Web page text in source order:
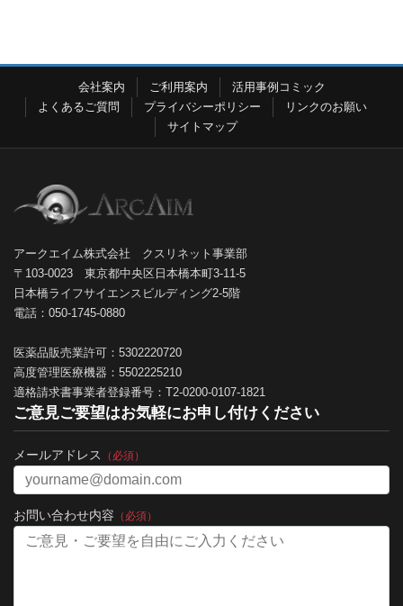
会社案内 ご利用案内
活用事例コミック
よくあるご質問
プライバシーポリシー
リンクのお願い
サイトマップ
アークエイム株式会社 クスリネット事業部
〒103-0023 東京都中央区日本橋本町3-11-5
日本橋ライフサイエンスビルディング2-5階
電話：050-1745-0880
医薬品販売業許可：5302220720
高度管理医療機器：5502225210
適格請求書事業者登録番号：T2-0200-0107-1821
ご意見ご要望はお気軽にお申し付けください
メールアドレス （必須）
お問い合わせ内容 （必須）